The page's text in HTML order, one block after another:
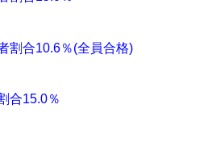
割合10.6％(全員合格)
合15.0％